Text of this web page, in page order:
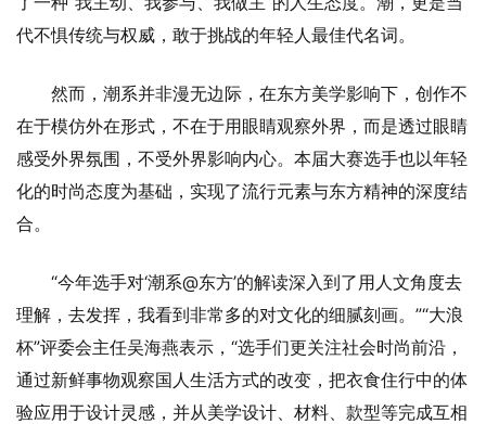
代不惧传统与权威，敢于挑战的年轻人最佳代名词。
然而，潮系并非漫无边际，在东方美学影响下，创作不
在于模仿外在形式，不在于用眼睛观察外界，而是透过眼睛
感受外界氛围，不受外界影响内心。本届大赛选手也以年轻
化的时尚态度为基础，实现了流行元素与东方精神的深度结
合。
“今年选手对‘潮系@东方’的解读深入到了用人文角度去
理解，去发挥，我看到非常多的对文化的细腻刻画。”“大浪
杯”评委会主任吴海燕表示，“选手们更关注社会时尚前沿，
通过新鲜事物观察国人生活方式的改变，把衣食住行中的体
验应用于设计灵感，并从美学设计、材料、款型等完成互相